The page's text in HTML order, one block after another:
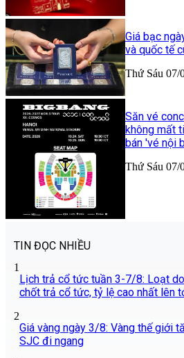
Giá bạc
và quốc tế
Thứ Sáu 07/
Săn vé
không mất
bán 'vé nội
Thứ Sáu 07/
TIN ĐỌC NHIỀU
1
Lịch trả cổ tức tuần 3-7/8: Loạt
chốt trả cổ tức, tỷ lệ cao nhất lên
2
Giá vàng ngày 3/8: Vàng thế giới
SJC đi ngang